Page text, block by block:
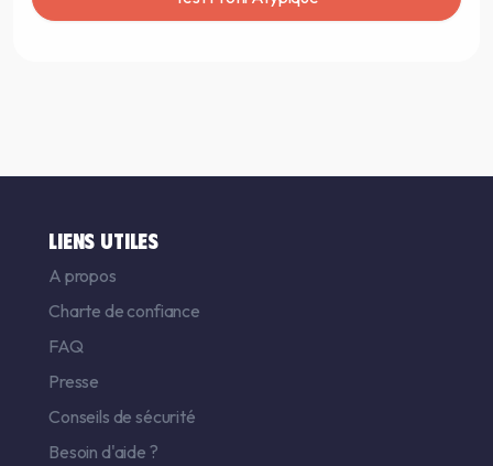
LIENS UTILES
A propos
Charte de confiance
FAQ
Presse
Conseils de sécurité
Besoin d'aide ?